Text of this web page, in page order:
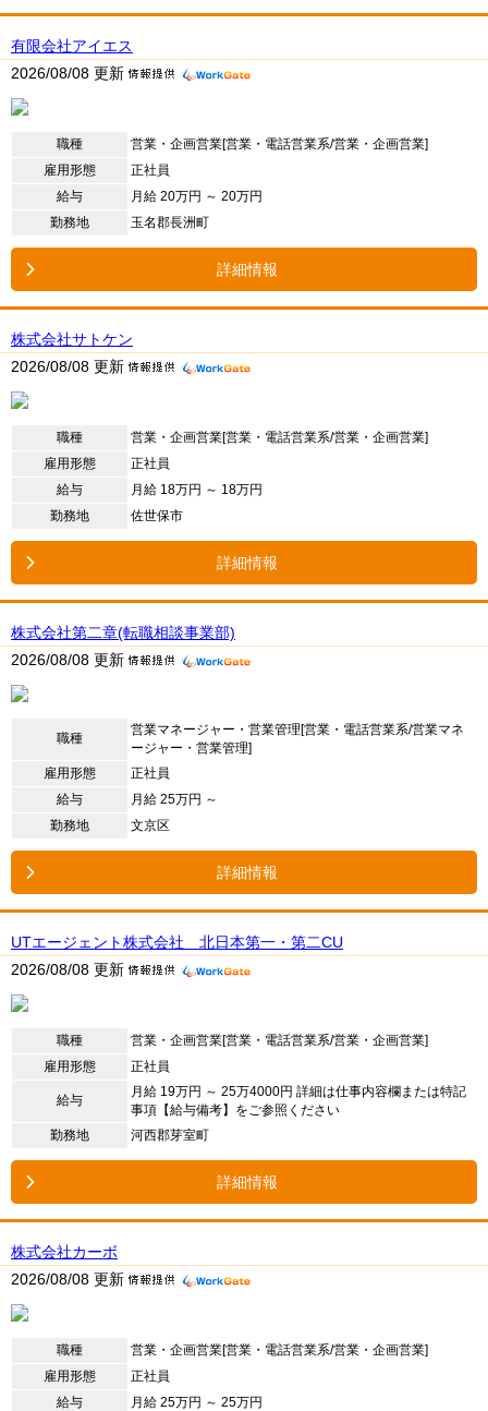
有限会社アイエス
2026/08/08 更新
職種
営業・企画営業[営業・電話営業系/営業・企画営業]
雇用形態
正社員
給与
月給 20万円 ～ 20万円
勤務地
玉名郡長洲町
詳細情報
株式会社サトケン
2026/08/08 更新
職種
営業・企画営業[営業・電話営業系/営業・企画営業]
雇用形態
正社員
給与
月給 18万円 ～ 18万円
勤務地
佐世保市
詳細情報
株式会社第二章(転職相談事業部)
2026/08/08 更新
職種
営業マネージャー・営業管理[営業・電話営業系/営業マネ
ージャー・営業管理]
雇用形態
正社員
給与
月給 25万円 ～
勤務地
文京区
詳細情報
UTエージェント株式会社 北日本第一・第二CU
2026/08/08 更新
職種
営業・企画営業[営業・電話営業系/営業・企画営業]
雇用形態
正社員
給与
月給 19万円 ～ 25万4000円 詳細は仕事内容欄または特記
事項【給与備考】をご参照ください
勤務地
河西郡芽室町
詳細情報
株式会社カーボ
2026/08/08 更新
職種
営業・企画営業[営業・電話営業系/営業・企画営業]
雇用形態
正社員
給与
月給 25万円 ～ 25万円